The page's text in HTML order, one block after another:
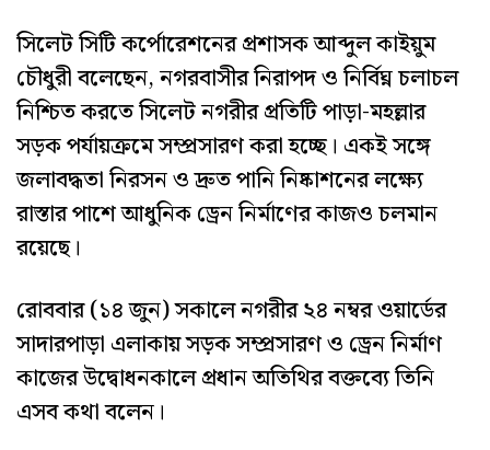
সিলেট সিটি কর্পোরেশনের প্রশাসক আব্দুল কাইয়ুম
চৌধুরী বলেছেন, নগরবাসীর নিরাপদ ও নির্বিঘ্ন চলাচল
নিশ্চিত করতে সিলেট নগরীর প্রতিটি পাড়া-মহল্লার
সড়ক পর্যায়ক্রমে সম্প্রসারণ করা হচ্ছে। একই সঙ্গে
জলাবদ্ধতা নিরসন ও দ্রুত পানি নিষ্কাশনের লক্ষ্যে
রাস্তার পাশে আধুনিক ড্রেন নির্মাণের কাজও চলমান
রয়েছে।
রোববার (১৪ জুন) সকালে নগরীর ২৪ নম্বর ওয়ার্ডের
সাদারপাড়া এলাকায় সড়ক সম্প্রসারণ ও ড্রেন নির্মাণ
কাজের উদ্বোধনকালে প্রধান অতিথির বক্তব্যে তিনি
এসব কথা বলেন।